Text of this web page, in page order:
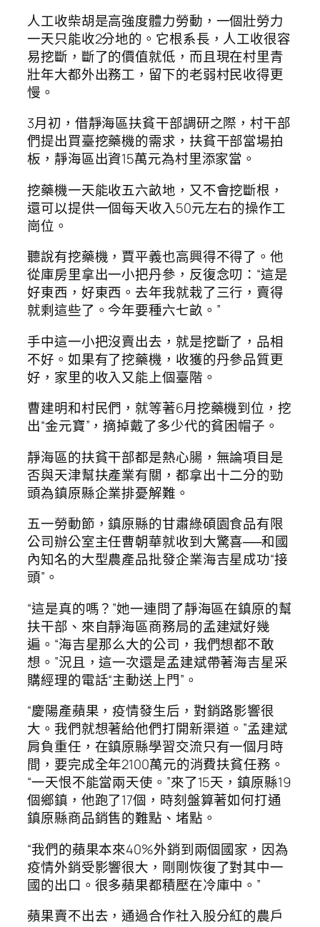
人工收柴胡是高強度體力勞動，一個壯勞力
一天只能收2分地的。它根系長，人工收很容
易挖斷，斷了的價值就低，而且現在村里青
壯年大都外出務工，留下的老弱村民收得更
慢。
3月初，借靜海區扶貧干部調研之際，村干部
們提出買臺挖藥機的需求，扶貧干部當場拍
板，靜海區出資15萬元為村里添家當。
挖藥機一天能收五六畝地，又不會挖斷根，
還可以提供一個每天收入50元左右的操作工
崗位。
聽說有挖藥機，賈平義也高興得不得了。他
從庫房里拿出一小把丹參，反復念叨：“這是
好東西，好東西。去年我就栽了三行，賣得
就剩這些了。今年要種六七畝。”
手中這一小把沒賣出去，就是挖斷了，品相
不好。如果有了挖藥機，收獲的丹參品質更
好，家里的收入又能上個臺階。
曹建明和村民們，就等著6月挖藥機到位，挖
出“金元寶”，摘掉戴了多少代的貧困帽子。
靜海區的扶貧干部都是熱心腸，無論項目是
否與天津幫扶產業有關，都拿出十二分的勁
頭為鎮原縣企業排憂解難。
五一勞動節，鎮原縣的甘肅綠碩園食品有限
公司辦公室主任曹朝華就收到大驚喜──和國
內知名的大型農產品批發企業海吉星成功“接
頭”。
“這是真的嗎？”她一連問了靜海區在鎮原的幫
扶干部、來自靜海區商務局的孟建斌好幾
遍。“海吉星那么大的公司，我們想都不敢
想。”況且，這一次還是孟建斌帶著海吉星采
購經理的電話“主動送上門”。
“慶陽產蘋果，疫情發生后，對銷路影響很
大。我們就想著給他們打開新渠道。”孟建斌
肩負重任，在鎮原縣學習交流只有一個月時
間，要完成全年2100萬元的消費扶貧任務。
“一天恨不能當兩天使。”來了15天，鎮原縣19
個鄉鎮，他跑了17個，時刻盤算著如何打通
鎮原縣商品銷售的難點、堵點。
“我們的蘋果本來40%外銷到兩個國家，因為
疫情外銷受影響很大，剛剛恢復了對其中一
國的出口。很多蘋果都積壓在冷庫中。”
蘋果賣不出去，通過合作社入股分紅的農戶